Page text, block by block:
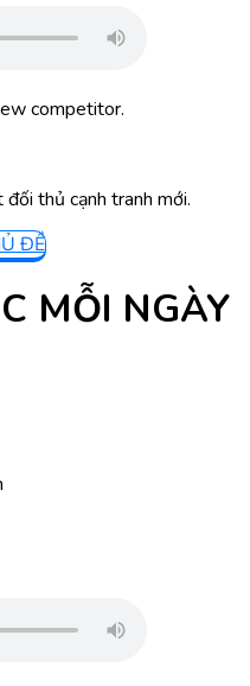
competitor.
thủ cạnh tranh mới.
ĐỀ
MỖI NGÀY